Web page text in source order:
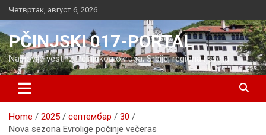
Skip
to
content
Четвртак, август 6, 2026
PČINJSKI 017-PORTAL
Najnovije vesti iz Pčinjskog okruga, Srbije, regiona i sveta
Home 2025 септембар
30
Nova sezona Evrolige počinje večeras